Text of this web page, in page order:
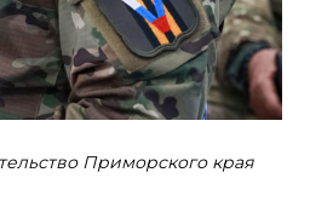
Приморского края